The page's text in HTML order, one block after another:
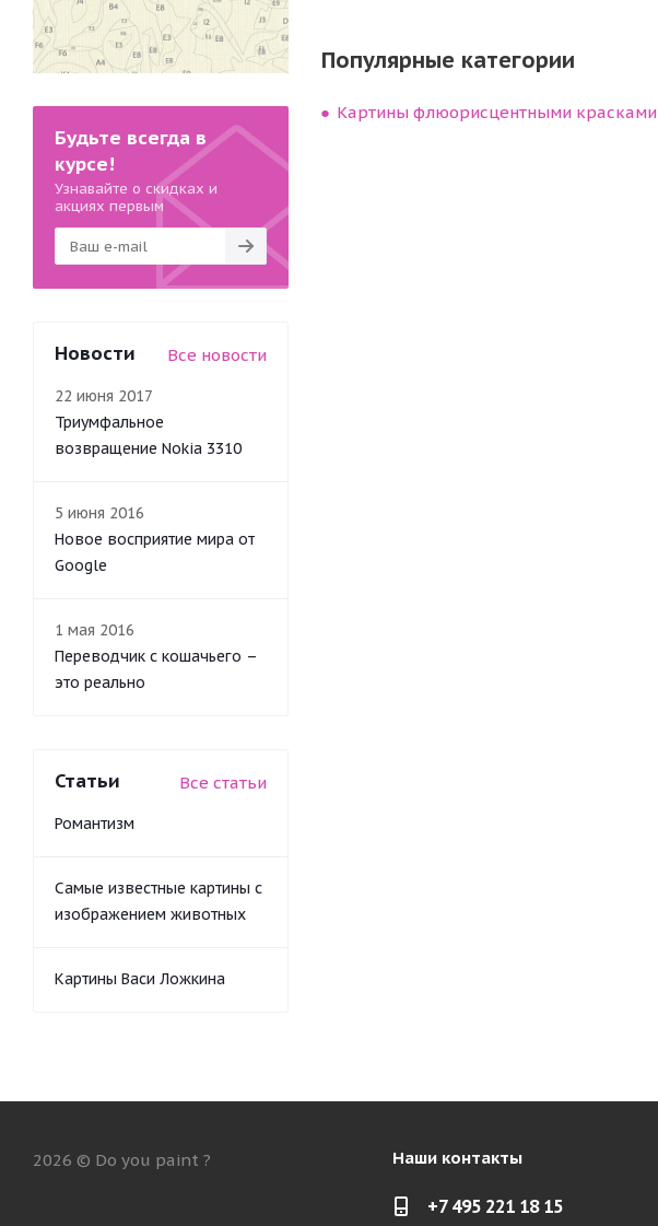
Популярные категории
Картины флюорисцентными красками
Будьте всегда в
курсе!
Узнавайте о скидках и
акциях первым
Новости Все новости
22 июня 2017
Триумфальное
возвращение Nokia 3310
5 июня 2016
Новое восприятие мира от
Google
1 мая 2016
Переводчик с кошачьего –
это реально
Статьи Все статьи
Романтизм
Самые известные картины с
изображением животных
Картины Васи Ложкина
2026 © Do you paint ? Наши контакты
+7 495 221 18 15